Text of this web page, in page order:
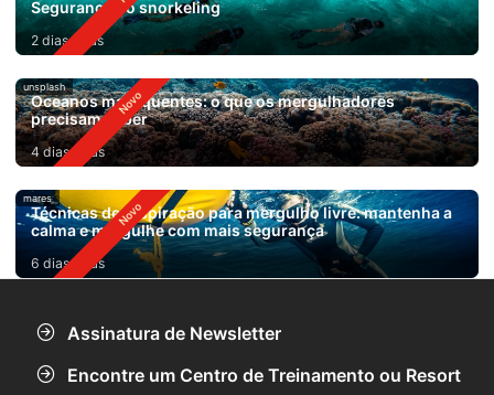
Segurança no snorkeling
2 dias atrás
unsplash
Oceanos mais quentes: o que os mergulhadores
precisam saber
4 dias atrás
mares
Técnicas de respiração para mergulho livre: mantenha a
calma e mergulhe com mais segurança
6 dias atrás
Assinatura de Newsletter
Encontre um Centro de Treinamento ou Resort